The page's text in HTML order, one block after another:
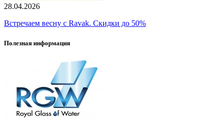
28.04.2026
Встречаем весну с Ravak. Скидки до 50%
Полезная информация